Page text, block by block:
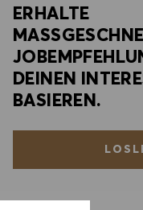
ERHALTE
DEINEN
BASIEREN.